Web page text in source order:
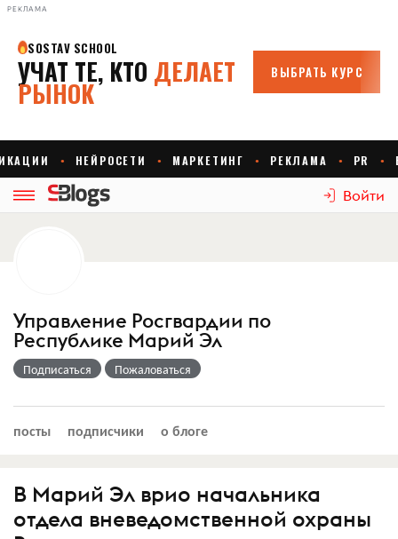
РЕКЛАМА
Войти
Управление Росгвардии по
Республике Марий Эл
Подписаться Пожаловаться
посты подписчики о блоге
В Марий Эл врио начальника
отдела вневедомственной охраны